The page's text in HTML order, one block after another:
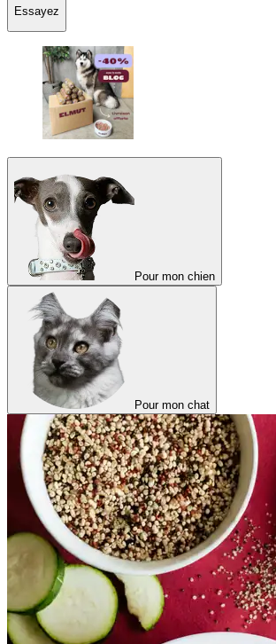
Essayez
Pour mon chien
Pour mon chat